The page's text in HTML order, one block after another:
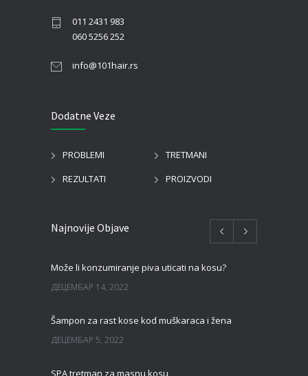
011 2431 983
060 5256 252
info@101hair.rs
Dodatne Veze
PROBLEMI
TRETMANI
REZULTATI
PROIZVODI
Najnovije Objave
Može li konzumiranje piva uticati na kosu?
ДЕЦЕМБАР 14, 2022
Šampon za rast kose kod muškaraca i žena
ДЕЦЕМБАР 5, 2022